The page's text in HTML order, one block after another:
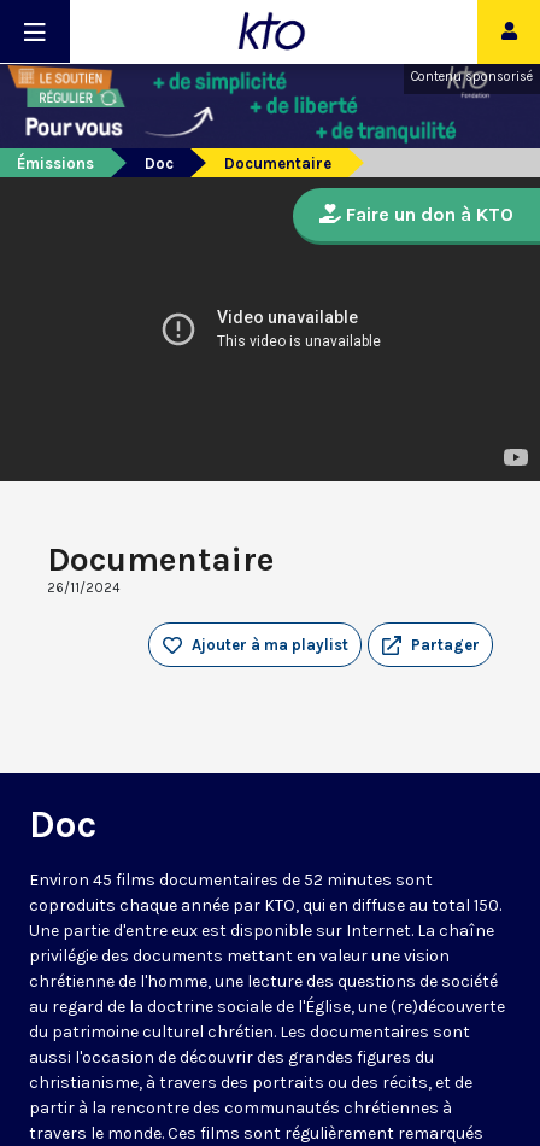
Contenu sponsorisé
Émissions Doc Documentaire
Documentaire
26/11/2024
Partager
Ajouter à ma playlist
Doc
Environ 45 films documentaires de 52 minutes sont
coproduits chaque année par KTO, qui en diffuse au total 150.
Une partie d'entre eux est disponible sur Internet. La chaîne
privilégie des documents mettant en valeur une vision
chrétienne de l'homme, une lecture des questions de société
au regard de la doctrine sociale de l'Église, une (re)découverte
du patrimoine culturel chrétien. Les documentaires sont
aussi l'occasion de découvrir des grandes figures du
christianisme, à travers des portraits ou des récits, et de
partir à la rencontre des communautés chrétiennes à
travers le monde. Ces films sont régulièrement remarqués
Faire un don à KTO